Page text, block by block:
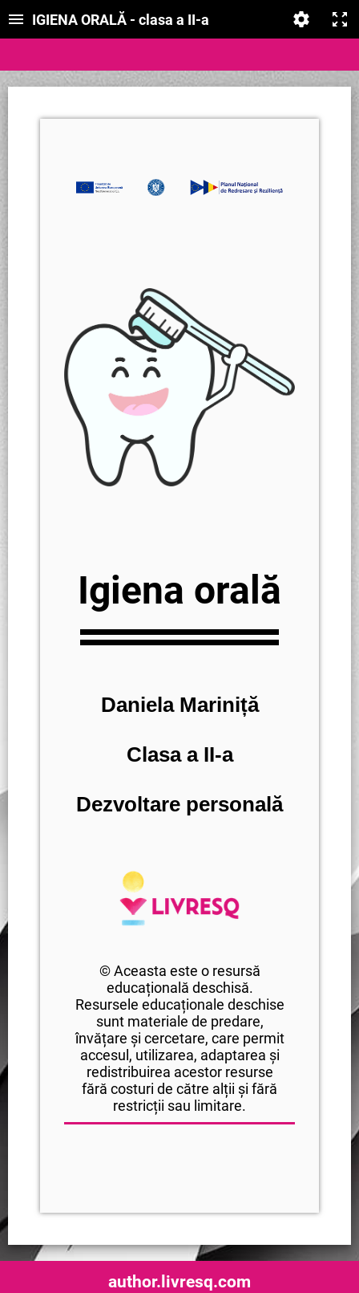
IGIENA ORALĂ - clasa a II-a
Igiena orală
Daniela Mariniță
Clasa a II-a
Dezvoltare personală
© Aceasta este o resursă
educațională deschisă.
Resursele educaționale deschise
sunt materiale de predare,
învățare și cercetare, care permit
accesul, utilizarea, adaptarea și
redistribuirea acestor resurse
fără costuri de către alții și fără
restricții sau limitare.
author.livresq.com